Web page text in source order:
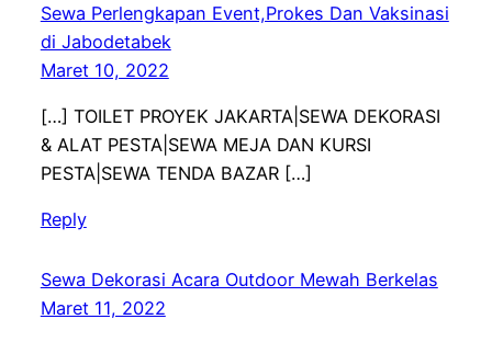
Sewa Perlengkapan Event,Prokes Dan Vaksinasi
di Jabodetabek
Maret 10, 2022
[…] TOILET PROYEK JAKARTA|SEWA DEKORASI
& ALAT PESTA|SEWA MEJA DAN KURSI
PESTA|SEWA TENDA BAZAR […]
Reply
Sewa Dekorasi Acara Outdoor Mewah Berkelas
Maret 11, 2022